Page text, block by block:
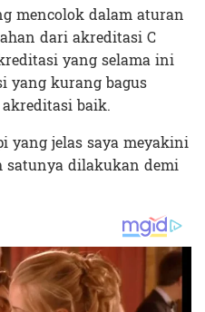
mencolok dalam aturan
dari akreditasi C
yang selama ini
yang kurang bagus
baik.
yang jelas saya meyakini
satunya dilakukan demi